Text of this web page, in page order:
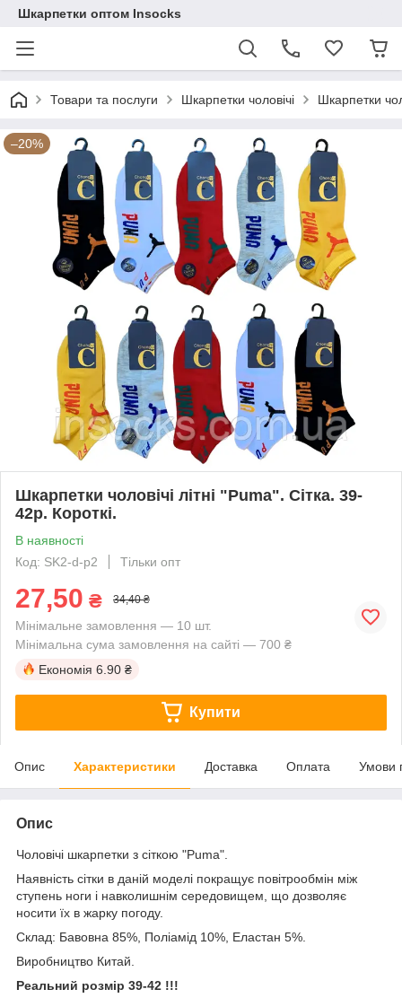
Шкарпетки оптом Insocks
Товари та послуги Шкарпетки чоловічі Шкарпетки
–20%
Шкарпетки чоловічі літні "Puma". Сітка. 39-
42р. Короткі.
В наявності
Код: SK2-d-p2
Тільки опт
27,50 ₴ 34,40 ₴
Мінімальне замовлення — 10 шт.
Мінімальна сума замовлення на сайті — 700 ₴
Економія 6.90 ₴
Купити
Опис Характеристики Доставка Оплата Умови
Опис
Чоловічі шкарпетки з сіткою "Puma".
Наявність сітки в даній моделі покращує повітрообмін між
ступень ноги і навколишнім середовищем, що дозволяє
носити їх в жарку погоду.
Склад: Бавовна 85%, Поліамід 10%, Еластан 5%.
Виробництво Китай.
Реальний розмір 39-42 !!!